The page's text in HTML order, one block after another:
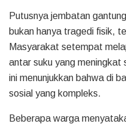
Putusnya jembatan
bukan hanya tragedi fisik,
Masyarakat setempat
antar suku yang meningkat
ini menunjukkan bahwa di
sosial yang kompleks.
Beberapa warga